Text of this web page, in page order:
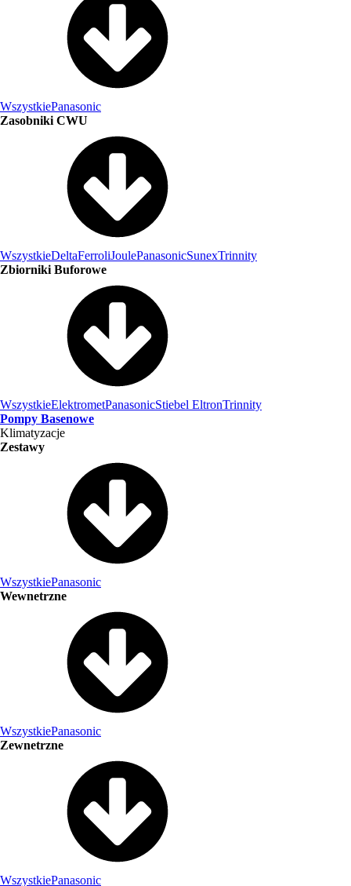
WszystkiePanasonic
Zasobniki CWU
WszystkieDeltaFerroliJoulePanasonicSunexTrinnity
Zbiorniki Buforowe
WszystkieElektrometPanasonicStiebel EltronTrinnity
Pompy Basenowe
Klimatyzacje
Zestawy
WszystkiePanasonic
Wewnetrzne
WszystkiePanasonic
Zewnetrzne
WszystkiePanasonic